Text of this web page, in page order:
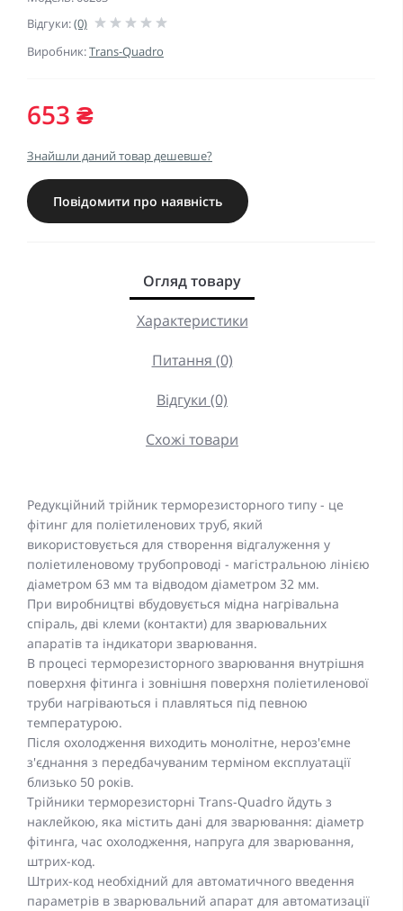
Відгуки:(0)
Виробник:Trans-Quadro
653 ₴
Знайшли даний товар дешевше?
Повідомити про наявність
Огляд товару
Характеристики
Питання (0)
Відгуки (0)
Схожі товари
Редукційний трійник терморезисторного типу - це
фітинг для поліетиленових труб, який
використовується для створення відгалуження у
поліетиленовому трубопроводі - магістральною лінією
діаметром 63 мм та відводом діаметром 32 мм.
При виробництві вбудовується мідна нагрівальна
спіраль, дві клеми (контакти) для зварювальних
апаратів та індикатори зварювання.
В процесі терморезисторного зварювання внутрішня
поверхня фітинга і зовнішня поверхня поліетиленової
труби нагріваються і плавляться під певною
температурою.
Після охолодження виходить монолітне, нероз'ємне
з'єднання з передбачуваним терміном експлуатації
близько 50 років.
Трійники терморезисторні Trans-Quadro йдуть з
наклейкою, яка містить дані для зварювання: діаметр
фітинга, час охолодження, напруга для зварювання,
штрих-код.
Штрих-код необхідний для автоматичного введення
параметрів в зварювальний апарат для автоматизації